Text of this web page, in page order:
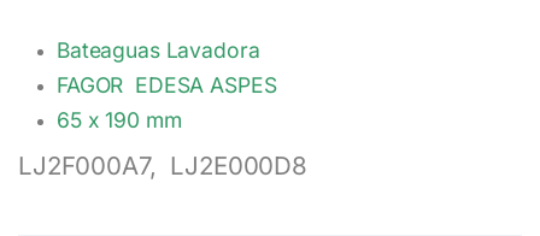
Bateaguas Lavadora
FAGOR EDESA ASPES
65 x 190 mm
LJ2F000A7, LJ2E000D8